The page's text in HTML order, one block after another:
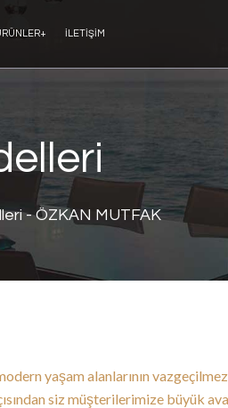
+ İLETIŞIM
- ÖZKAN MUTFAK
yaşam alanlarının
siz müşterilerimize büyük